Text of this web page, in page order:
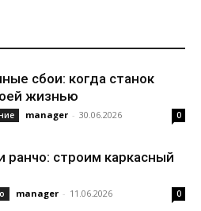
сбои: когда станок
жизнью
manager - 30.06.2026 0
ранчо: строим каркасный
manager - 11.06.2026 0